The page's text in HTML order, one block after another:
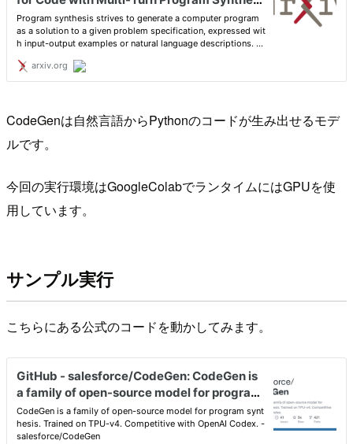
CodeGenは自然言語からPythonのコードが生み出せるモデ
ルです。
今回の実行環境はGoogleColabでランタイムにはGPUを使
用しています。
サンプル実行
こちらにある公式のコードを動かしてみます。